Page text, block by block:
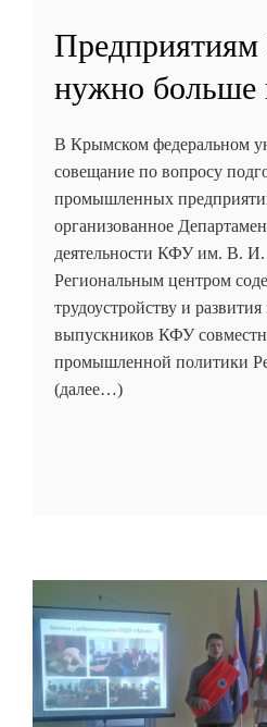
нужно больше
В Крымском федеральном
совещание по вопросу
промышленных
организованное
деятельности КФУ им. В. И.
Региональным центром
трудоустройству и
выпускников КФУ
промышленной политики
(далее…)